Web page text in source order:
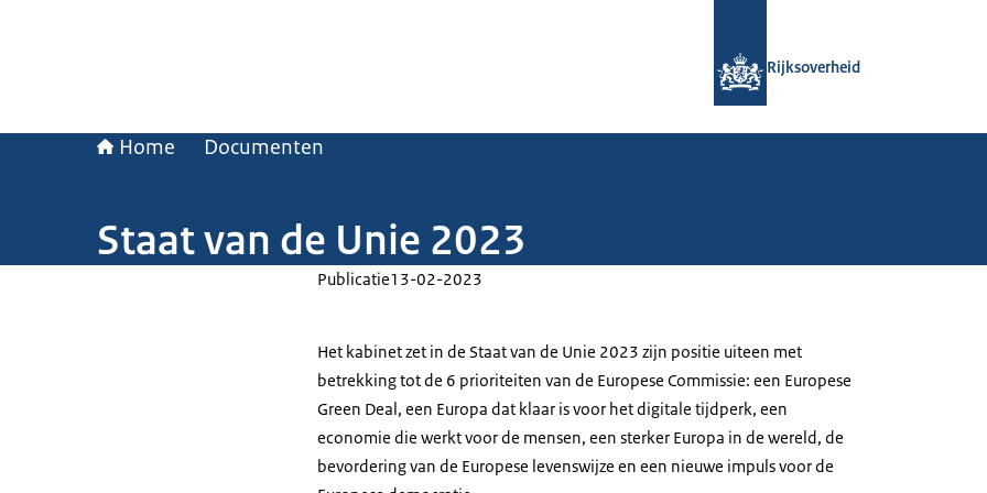
Rijksoverheid
Home Documenten
Staat van de Unie 2023
Publicatie13-02-2023
Het kabinet zet in de Staat van de Unie 2023 zijn positie uiteen met
betrekking tot de 6 prioriteiten van de Europese Commissie: een Europese
Green Deal, een Europa dat klaar is voor het digitale tijdperk, een
economie die werkt voor de mensen, een sterker Europa in de wereld, de
bevordering van de Europese levenswijze en een nieuwe impuls voor de